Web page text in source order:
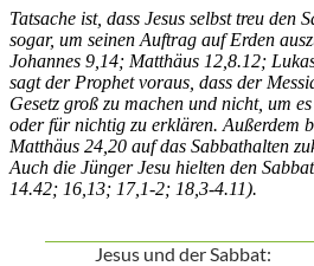
Tatsache ist, dass Jesus selbst treu den
sogar, um seinen Auftrag auf Erden
Johannes 9,14; Matthäus 12,8.12;
sagt der Prophet voraus, dass der
Gesetz groß zu machen und nicht, um
oder für nichtig zu erklären. Außerdem
Matthäus 24,20 auf das Sabbathalten
Auch die Jünger Jesu hielten den
14.42; 16,13; 17,1-2; 18,3-4.11).
Jesus und der Sabbat: